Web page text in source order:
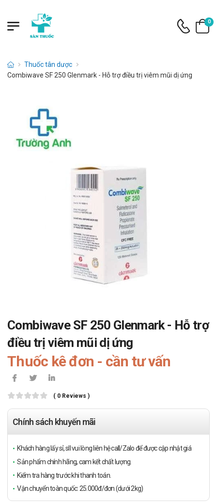
0
Thuốc tân dược
Combiwave SF 250 Glenmark - Hỗ trợ điều trị viêm mũi dị ứng
Combiwave SF 250 Glenmark - Hỗ trợ
điều trị viêm mũi dị ứng
Thuốc kê đơn - cần tư vấn
( 0 Reviews )
Chính sách khuyến mãi
Khách hàng lấy sỉ, sll vui lòng liên hệ call/Zalo để được cập nhật giá
Sản phẩm chính hãng, cam kết chất lượng.
Kiểm tra hàng trước khi thanh toán.
Vận chuyển toàn quốc: 25.000đ/đơn (dưới 2kg)